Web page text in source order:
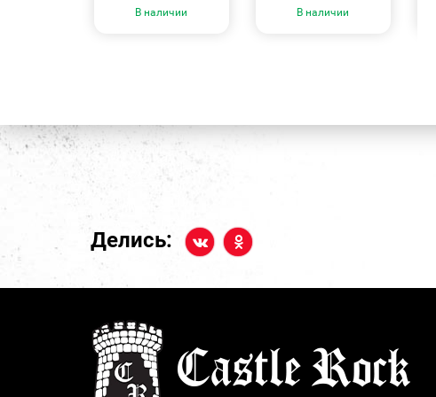
В наличии В наличии
Делись: